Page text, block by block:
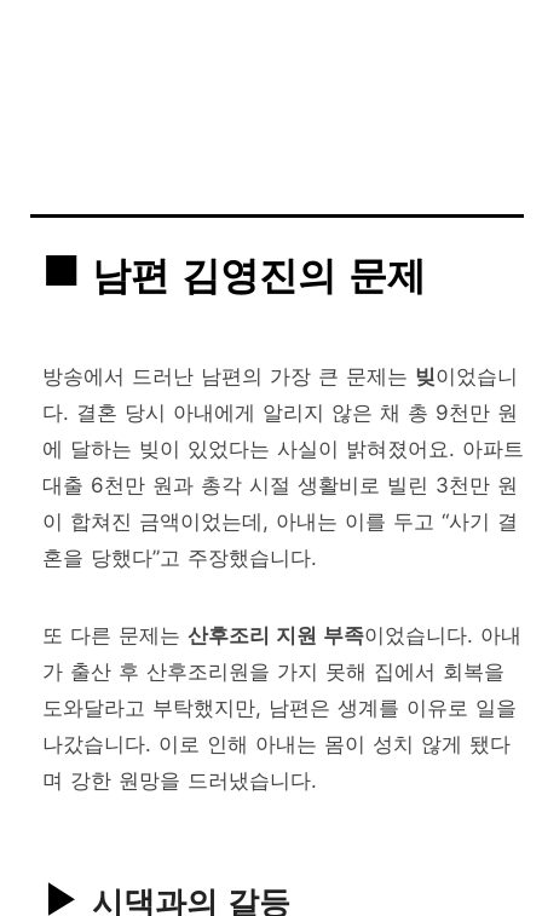
남편 김영진의 문제
방송에서 드러난 남편의 가장 큰 문제는 빚이었습니
다. 결혼 당시 아내에게 알리지 않은 채 총 9천만 원
에 달하는 빚이 있었다는 사실이 밝혀졌어요. 아파트
대출 6천만 원과 총각 시절 생활비로 빌린 3천만 원
이 합쳐진 금액이었는데, 아내는 이를 두고 “사기 결
혼을 당했다”고 주장했습니다.
또 다른 문제는 산후조리 지원 부족이었습니다. 아내
가 출산 후 산후조리원을 가지 못해 집에서 회복을
도와달라고 부탁했지만, 남편은 생계를 이유로 일을
나갔습니다. 이로 인해 아내는 몸이 성치 않게 됐다
며 강한 원망을 드러냈습니다.
시댁과의 갈등